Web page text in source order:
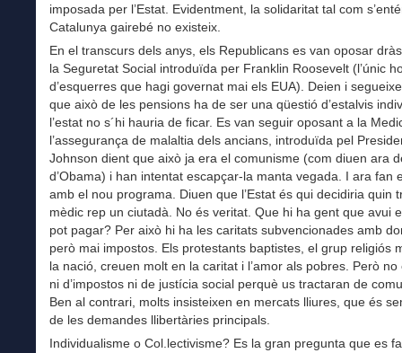
imposada per l’Estat. Evidentment, la solidaritat tal com
Catalunya gairebé no existeix.
En el transcurs dels anys, els Republicans es van oposar
la Seguretat Social introduïda per Franklin Roosevelt (l’únic
d’esquerres que hagi governat mai els EUA). Deien i
que això de les pensions ha de ser una qüestió d’estalvis
l’estat no s´hi hauria de ficar. Es van seguir oposant a la
l’assegurança de malaltia dels ancians, introduïda pel
Johnson dient que això ja era el comunisme (com diuen ara
d’Obama) i han intentat escapçar-la manta vegada. I ara fan
amb el nou programa. Diuen que l’Estat és qui decidiria quin
mèdic rep un ciutadà. No és veritat. Que hi ha gent que avui
pot pagar? Per això hi ha les caritats subvencionades amb
però mai impostos. Els protestants baptistes, el grup religiós
la nació, creuen molt en la caritat i l’amor als pobres. Però no
ni d’impostos ni de justícia social perquè us tractaran de
Ben al contrari, molts insisteixen en mercats lliures, que és
de les demandes llibertàries principals.
Individualisme o Col.lectivisme? Es la gran pregunta que es